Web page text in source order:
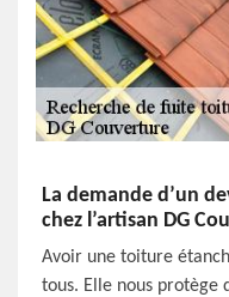
La demande d’un
chez l’artisan DG
Avoir une toiture
tous. Elle nous protège